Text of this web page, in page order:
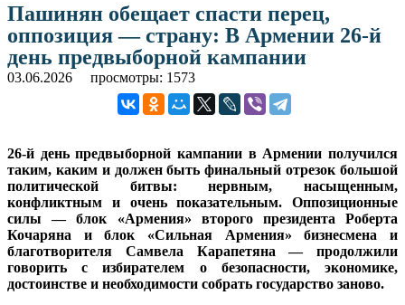
Пашинян обещает спасти перец,
оппозиция — страну: В Армении 26-й
день предвыборной кампании
03.06.2026 просмотры: 1573
26-й день предвыборной кампании в Армении получился
таким, каким и должен быть финальный отрезок большой
политической битвы: нервным, насыщенным,
конфликтным и очень показательным. Оппозиционные
силы — блок «Армения» второго президента Роберта
Кочаряна и блок «Сильная Армения» бизнесмена и
благотворителя Самвела Карапетяна — продолжили
говорить с избирателем о безопасности, экономике,
достоинстве и необходимости собрать государство заново.